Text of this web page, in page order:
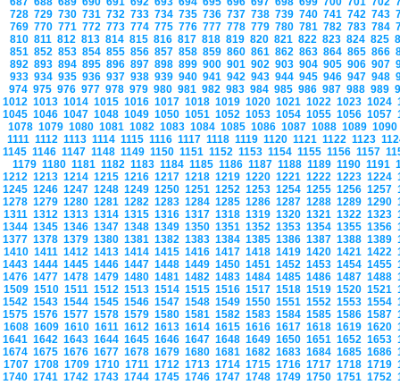
728 729 730 731 732 733 734 735 736 737 738 739 740 741 742 743
769 770 771 772 773 774 775 776 777 778 779 780 781 782 783 784
810 811 812 813 814 815 816 817 818 819 820 821 822 823 824 825
851 852 853 854 855 856 857 858 859 860 861 862 863 864 865 866
892 893 894 895 896 897 898 899 900 901 902 903 904 905 906 907
933 934 935 936 937 938 939 940 941 942 943 944 945 946 947 948
974 975 976 977 978 979 980 981 982 983 984 985 986 987 988 989
1012 1013 1014 1015 1016 1017 1018 1019 1020 1021 1022 1023 1024
1045 1046 1047 1048 1049 1050 1051 1052 1053 1054 1055 1056 1057
1078 1079 1080 1081 1082 1083 1084 1085 1086 1087 1088 1089
1111 1112 1113 1114 1115 1116 1117 1118 1119 1120 1121 1122 1123
1145 1146 1147 1148 1149 1150 1151 1152 1153 1154 1155 1156 1157
1179 1180 1181 1182 1183 1184 1185 1186 1187 1188 1189 1190 1191
1212 1213 1214 1215 1216 1217 1218 1219 1220 1221 1222 1223 1224
1245 1246 1247 1248 1249 1250 1251 1252 1253 1254 1255 1256 1257
1278 1279 1280 1281 1282 1283 1284 1285 1286 1287 1288 1289 1290
1311 1312 1313 1314 1315 1316 1317 1318 1319 1320 1321 1322 1323
1344 1345 1346 1347 1348 1349 1350 1351 1352 1353 1354 1355 1356
1377 1378 1379 1380 1381 1382 1383 1384 1385 1386 1387 1388 1389
1410 1411 1412 1413 1414 1415 1416 1417 1418 1419 1420 1421 1422
1443 1444 1445 1446 1447 1448 1449 1450 1451 1452 1453 1454 1455
1476 1477 1478 1479 1480 1481 1482 1483 1484 1485 1486 1487 1488
1509 1510 1511 1512 1513 1514 1515 1516 1517 1518 1519 1520 1521
1542 1543 1544 1545 1546 1547 1548 1549 1550 1551 1552 1553 1554
1575 1576 1577 1578 1579 1580 1581 1582 1583 1584 1585 1586 1587
1608 1609 1610 1611 1612 1613 1614 1615 1616 1617 1618 1619 1620
1641 1642 1643 1644 1645 1646 1647 1648 1649 1650 1651 1652 1653
1674 1675 1676 1677 1678 1679 1680 1681 1682 1683 1684 1685 1686
1707 1708 1709 1710 1711 1712 1713 1714 1715 1716 1717 1718 1719
1740 1741 1742 1743 1744 1745 1746 1747 1748 1749 1750 1751 1752